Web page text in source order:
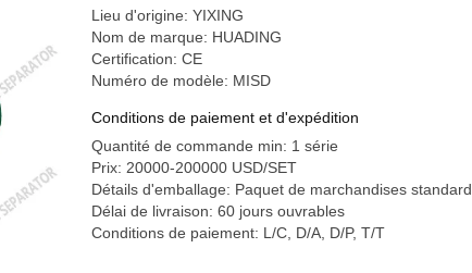
Lieu d'origine: YIXING
Nom de marque: HUADING
Certification: CE
Numéro de modèle: MISD
Conditions de paiement et d'expédition
Quantité de commande min: 1 série
Prix: 20000-200000 USD/SET
Détails d'emballage: Paquet de marchandises standard
Délai de livraison: 60 jours ouvrables
Conditions de paiement: L/C, D/A, D/P, T/T